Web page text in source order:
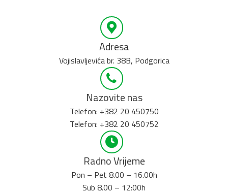
Adresa
Vojislavljevića br. 38B, Podgorica
Nazovite nas
Telefon: +382 20 450750
Telefon: +382 20 450752
Radno Vrijeme
Pon – Pet 8.00 – 16.00h
Sub 8.00 – 12:00h